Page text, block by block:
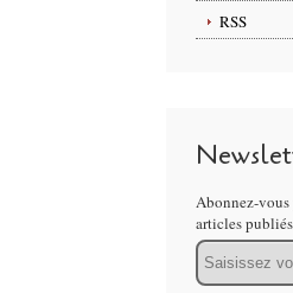
RSS
Abonnez-vous
articles
Email